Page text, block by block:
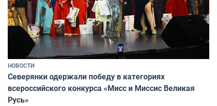
НОВОСТИ
Северянки одержали победу в категориях
всероссийского конкурса «Мисс и Миссис Великая
Русь»